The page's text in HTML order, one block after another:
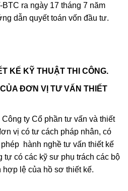
ra ngày 17 tháng 7 năm
dẫn quyết toán vốn đầu tư.
KẾ KỸ THUẬT THI CÔNG.
ĐƠN VỊ TƯ VẤN THIẾT
ty Cổ phần tư vấn và thiết
vị có tư cách pháp nhân, có
hành nghề tư vấn thiết kế
có các kỹ sư phụ trách các bộ
hợp lệ của hồ sơ thiết kế.